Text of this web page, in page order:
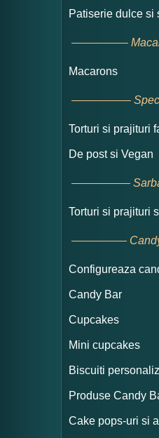
Patiserie dulce si
Macarons
Torturi si prajituri
De post si Vegan
Torturi si prajituri
Configureaza
Candy Bar
Cupcakes
Mini cupcakes
Biscuiti
Produse Candy
Cake pops-uri si